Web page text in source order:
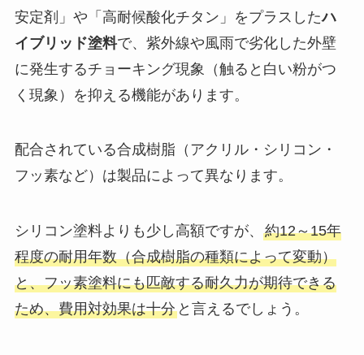
安定剤」や「高耐候酸化チタン」をプラスしたハ
イブリッド塗料で、紫外線や風雨で劣化した外壁
に発生するチョーキング現象（触ると白い粉がつ
く現象）を抑える機能があります。
配合されている合成樹脂（アクリル・シリコン・
フッ素など）は製品によって異なります。
シリコン塗料よりも少し高額ですが、 約12～15年
程度の耐用年数（合成樹脂の種類によって変動）
と、フッ素塗料にも匹敵する耐久力が期待できる
ため、費用対効果は十分と言えるでしょう。